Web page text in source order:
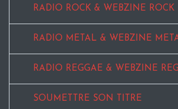
RADIO ROCK & WEBZINE ROCK
RADIO METAL & WEBZINE
RADIO REGGAE & WEBZINE
SOUMETTRE SON TITRE